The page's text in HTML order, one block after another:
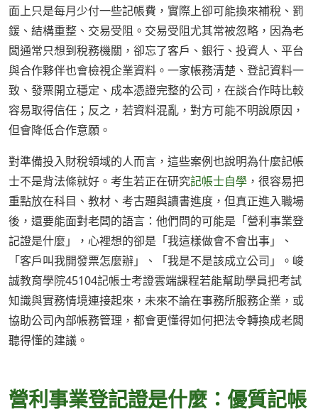
面上只是每月少付一些記帳費，實際上卻可能換來補稅、罰
鍰、結構重整、交易受阻。交易受阻尤其常被忽略，因為老
闆通常只想到稅務機關，卻忘了客戶、銀行、投資人、平台
與合作夥伴也會檢視企業資料。一家帳務清楚、登記資料一
致、發票開立穩定、成本憑證完整的公司，在談合作時比較
容易取得信任；反之，若資料混亂，對方可能不明說原因，
但會降低合作意願。
對準備投入財稅領域的人而言，這些案例也說明為什麼記帳
士不是背法條就好。考生若正在研究記帳士自學 ，很容易把
重點放在科目、教材、考古題與讀書進度，但真正進入職場
後，還要能面對老闆的語言：他們問的可能是「營利事業登
記證是什麼」，心裡想的卻是「我這樣做會不會出事」、
「客戶叫我開發票怎麼辦」、「我是不是該成立公司」。峻
誠教育學院45104記帳士考證雲端課程若能幫助學員把考試
知識與實務情境連接起來，未來不論在事務所服務企業，或
協助公司內部帳務管理，都會更懂得如何把法令轉換成老闆
聽得懂的建議。
營利事業登記證是什麼：優質記帳